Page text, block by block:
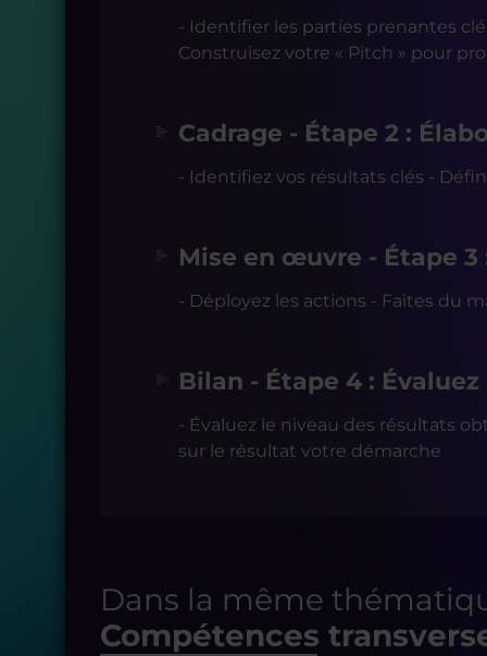
- Identifier les parties prenantes
Construisez votre « Pitch » pour
Cadrage - Étape 2 :
- Identifiez vos résultats clés -
Mise en œuvre - Étape
- Déployez les actions - Faites du
Bilan - Étape 4 :
- Évaluez le niveau des résultats
sur le résultat votre démarche
Dans la même
Compétences